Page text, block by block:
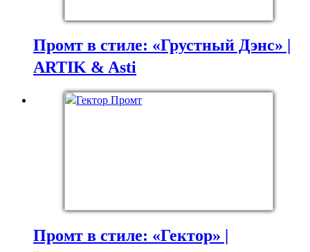
Промт в стиле: «Грустный Дэнс» |
ARTIK & Asti
Промт в стиле: «Гектор» |